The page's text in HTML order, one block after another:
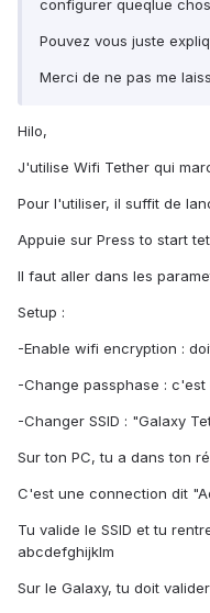
configurer queqlue
Pouvez vous juste
Merci de ne pas me
Hilo,
J'utilise Wifi Tether qui
Pour l'utiliser, il suffit de
Appuie sur Press to start
Il faut aller dans les
Setup :
-Enable wifi encryption :
-Change passphase :
-Changer SSID : "Galaxy
Sur ton PC, tu a dans ton
C'est une connection dit
Tu valide le SSID et tu
abcdefghijklm
Sur le Galaxy, tu doit